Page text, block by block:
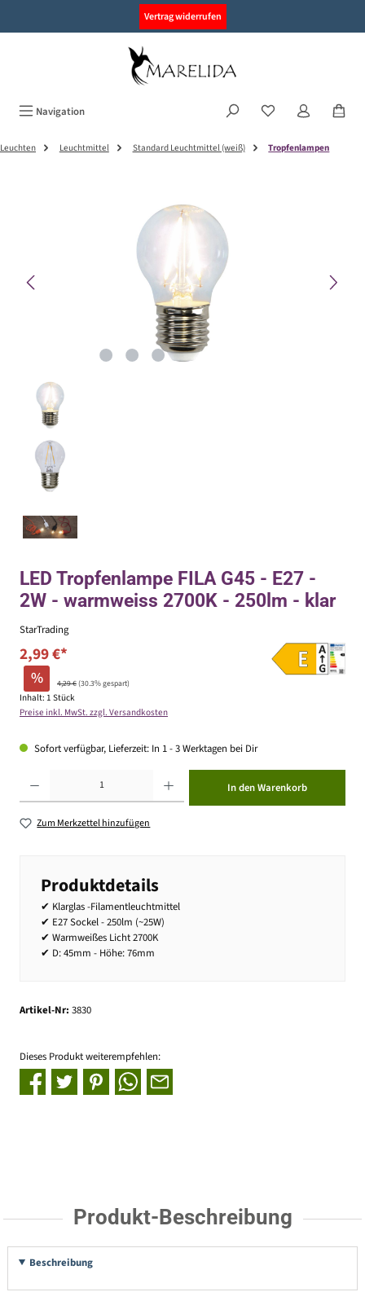
Vertrag widerrufen
Navigation
Leuchten Leuchtmittel Standard Leuchtmittel (weiß) Tropfenlampen
LED Tropfenlampe FILA G45 - E27 -
2W - warmweiss 2700K - 250lm - klar
StarTrading
2,99 €*
% 4,29 €(30.3% gespart)
Inhalt: 1 Stück
Preise inkl. MwSt. zzgl. Versandkosten
Sofort verfügbar, Lieferzeit: In 1 - 3 Werktagen bei Dir
In den Warenkorb
Zum Merkzettel hinzufügen
Produktdetails
✔ Klarglas -Filamentleuchtmittel
✔ E27 Sockel - 250lm (~25W)
✔ Warmweißes Licht 2700K
✔ D: 45mm - Höhe: 76mm
Artikel-Nr: 3830
Dieses Produkt weiterempfehlen:
Produkt-Beschreibung
Beschreibung